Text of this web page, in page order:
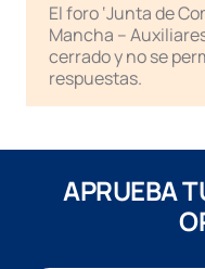
El foro ‘Junta de
Mancha –
cerrado y no se
respuestas.
APRUEBA